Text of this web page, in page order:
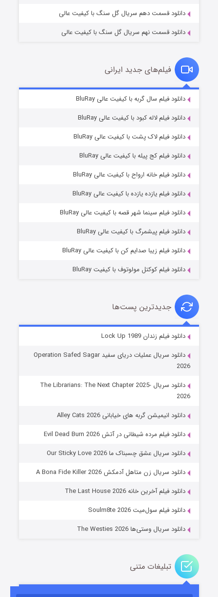
قسمت۶ (زیرنویس) منتشر شد
شوهر
عملیات آپارتمان
قسمت۲ (زیرنویس) منتشر شد
مردگان متحرک: شهر مرده ۳
دانلود قسمت دهم سریال گل سنگ با کیفیت عالی
دانلود قسمت نهم سریال گل سنگ با کیفیت عالی
فیلم‌های جدید ایرانی
دانلود فیلم سال گربه با کیفیت عالی BluRay
دانلود فیلم لاله کبود با کیفیت عالی BluRay
دانلود فیلم لاک پشت با کیفیت عالی BluRay
دانلود فیلم کج‌ پیله با کیفیت عالی BluRay
دانلود فیلم خانه ارواح با کیفیت عالی BluRay
دانلود فیلم یازده یازده با کیفیت عالی BluRay
دانلود فیلم سینما شهر قصه با کیفیت عالی BluRay
دانلود فیلم پیشمرگ با کیفیت عالی BluRay
دانلود فیلم زیبا صدایم کن با کیفیت عالی BluRay
دانلود فیلم کوکتل مولوتوف با کیفیت BluRay
جدیدترین پست‌ها
دانلود فیلم زندان Lock Up 1989
دانلود سریال عملیات دریای سفید Operation Safed Sagar
2026
دانلود سریال The Librarians: The Next Chapter 2025-
2026
دانلود انیمیشن گربه های خیابانی Alley Cats 2026
دانلود فیلم مرده شیطانی در آتش Evil Dead Burn 2026
دانلود سریال عشق چسبناک ما Our Sticky Love 2026
دانلود سریال زن متاهل آدمکش A Bona Fide Killer 2026
دانلود فیلم آخرین خانه The Last House 2026
دانلود فیلم سول‌میت Soulm8te 2026
دانلود سریال وستی‌ها The Westies 2026
تبلیغات متنی